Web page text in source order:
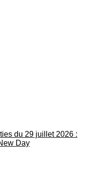
du 29 juillet 2026 :
Day